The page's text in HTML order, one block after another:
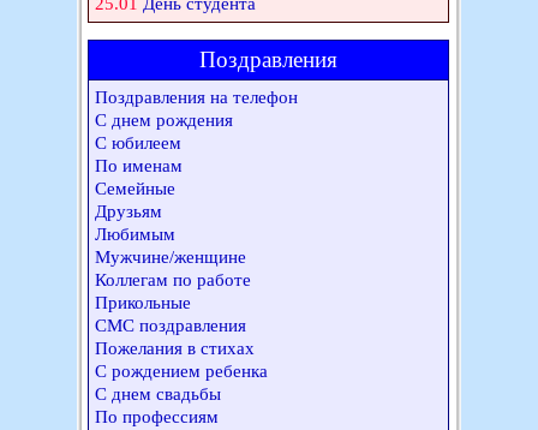
Поздравления
Поздравления на телефон
С днем рождения
С юбилеем
По именам
Семейные
Друзьям
Любимым
Мужчине/женщине
Коллегам по работе
Прикольные
СМС поздравления
Пожелания в стихах
С рождением ребенка
С днем свадьбы
По профессиям